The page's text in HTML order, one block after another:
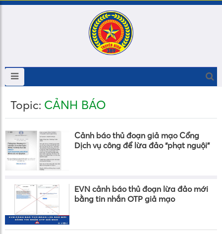
Topic: CẢNH BÁO
Cảnh báo thủ đoạn giả mạo Cổng
Dịch vụ công để lừa đảo “phạt nguội”
EVN cảnh báo thủ đoạn lừa đảo mới
bằng tin nhắn OTP giả mạo